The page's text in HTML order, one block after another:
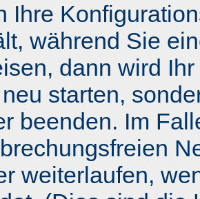
Ihre
während Sie
dann wird
starten,
beenden. Im
weiterlaufen,